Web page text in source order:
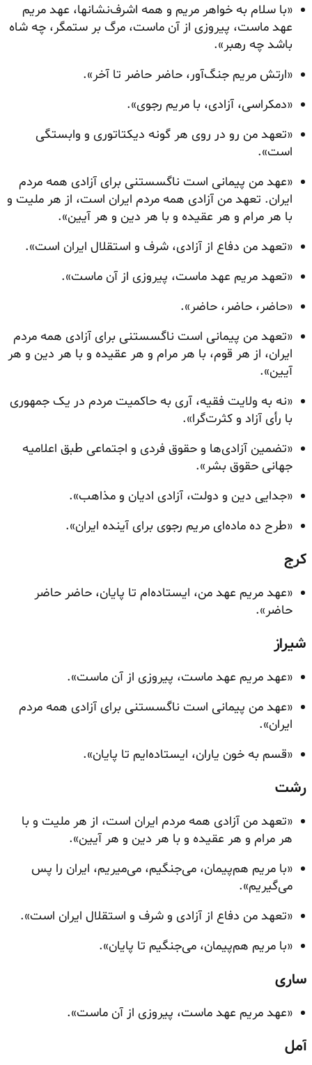
«با سلام به خواهر مریم و همه اشرف‌نشانها، عهد مریم
عهد ماست، پیروزی از آن ماست، مرگ بر ستمگر، چه شاه
باشد چه رهبر».
«ارتش مریم جنگ‌آور، حاضر حاضر تا آخر».
«دمکراسی، آزادی، با مریم رجوی».
«تعهد من رو در روی هر گونه دیکتاتوری و وابستگی
است».
«عهد من پیمانی است ناگسستنی برای آزادی همه مردم
ایران. تعهد من آزادی همه مردم ایران است، از هر ملیت و
با هر مرام و هر عقیده و با هر دین و هر آیین».
«تعهد من دفاع از آزادی، شرف و استقلال ایران است».
«تعهد مریم عهد ماست، پیروزی از آن ماست».
«حاضر، حاضر، حاضر».
«تعهد من پیمانی است ناگسستنی برای آزادی همه مردم
ایران، از هر قوم، با هر مرام و هر عقیده و با هر دین و هر
آیین».
«نه به ولایت فقیه، آری به حاکمیت مردم در یک جمهوری
با رأی آزاد و کثرت‌گرا».
«تضمین آزادی‌ها و حقوق فردی و اجتماعی طبق اعلامیه
جهانی حقوق بشر».
«جدایی دین و دولت، آزادی ادیان و مذاهب».
«طرح ده ماده‌ای مریم رجوی برای آینده ایران».
کرج
«عهد مریم عهد من، ایستاده‌ام تا پایان، حاضر حاضر
حاضر».
شیراز
«عهد مریم عهد ماست، پیروزی از آن ماست».
«عهد من پیمانی است ناگسستنی برای آزادی همه مردم
ایران».
«قسم به خون یاران، ایستاده‌ایم تا پایان».
رشت
«تعهد من آزادی همه مردم ایران است، از هر ملیت و با
هر مرام و هر عقیده و با هر دین و هر آیین».
«با مریم هم‌پیمان، می‌جنگیم، می‌میریم، ایران را پس
می‌گیریم».
«تعهد من دفاع از آزادی و شرف و استقلال ایران است».
«با مریم هم‌پیمان، می‌جنگیم تا پایان».
ساری
«عهد مریم عهد ماست، پیروزی از آن ماست».
آمل